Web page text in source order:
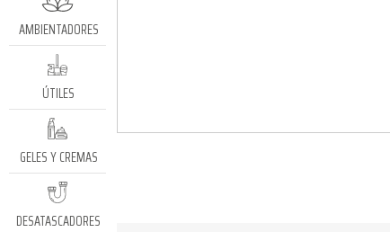
AMBIENTADORES
ÚTILES
GELES Y CREMAS
DESATASCADORES